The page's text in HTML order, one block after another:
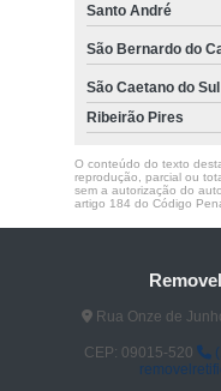
Santo André
São Bernardo do
São Caetano do Sul
Ribeirão Pires
O conteúdo do texto
reprodução, parcial ou
sem a autorização do
artigo 184 do Código
Rua Onze de
CEP: 09015-520